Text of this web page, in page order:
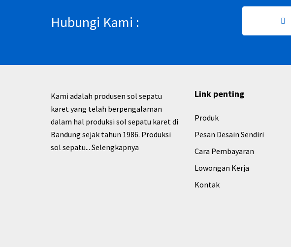
Hubungi Kami :
Kami adalah produsen sol sepatu
karet yang telah berpengalaman
dalam hal produksi sol sepatu karet di
Bandung sejak tahun 1986. Produksi
sol sepatu... Selengkapnya
Link penting
Produk
Pesan Desain Sendiri
Cara Pembayaran
Lowongan Kerja
Kontak